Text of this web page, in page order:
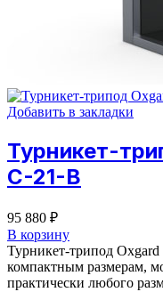
Добавить в закладки
Турникет-
С-21-B
95 880 ₽
В корзину
Турникет-трипод Oxgard
компактным размерам,
практически любого